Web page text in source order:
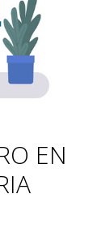
EN